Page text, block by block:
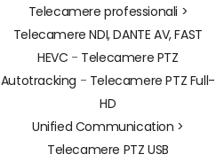
Telecamere professionali >
Telecamere NDI, DANTE AV, FAST
HEVC - Telecamere PTZ
Autotracking - Telecamere PTZ Full-
HD
Unified Communication >
Telecamere PTZ USB